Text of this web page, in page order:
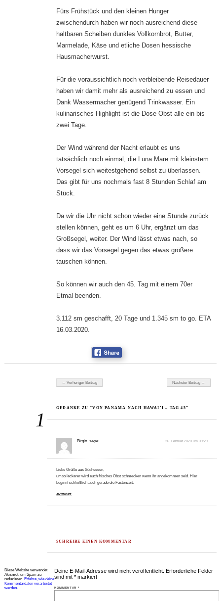
Fürs Frühstück und den kleinen Hunger
zwischendurch haben wir noch ausreichend diese
haltbaren Scheiben dunkles Vollkornbrot, Butter,
Marmelade, Käse und etliche Dosen hessische
Hausmacherwurst.
Für die voraussichtlich noch verbleibende Reisedauer
haben wir damit mehr als ausreichend zu essen und
Dank Wassermacher genügend Trinkwasser. Ein
kulinarisches Highlight ist die Dose Obst alle ein bis
zwei Tage.
Der Wind während der Nacht erlaubt es uns
tatsächlich noch einmal, die Luna Mare mit kleinstem
Vorsegel sich weitestgehend selbst zu überlassen.
Das gibt für uns nochmals fast 8 Stunden Schlaf am
Stück.
Da wir die Uhr nicht schon wieder eine Stunde zurück
stellen können, geht es um 6 Uhr, ergänzt um das
Großsegel, weiter. Der Wind lässt etwas nach, so
dass wir das Vorsegel gegen das etwas größere
tauschen können.
So können wir auch den 45. Tag mit einem 70er
Etmal beenden.
3.112 sm geschafft, 20 Tage und 1.345 sm to go. ETA
16.03.2020.
Beitragsnavigation
← Vorheriger Beitrag Nächster Beitrag →
1
GEDANKE ZU “VON PANAMA NACH HAWAI’I – TAG 45”
Birgitt sagte: 26. Februar 2020 um 09:29
Liebe Grüße aus Südhessen,
umso leckerer wird euch frisches Obst schmecken wenn ihr angekommen seid. Hier
beginnt schließlich auch gerade die Fastenzeit.
ANTWORT
SCHREIBE EINEN KOMMENTAR
Deine E-Mail-Adresse wird nicht veröffentlicht. Erforderliche Felder
sind mit* markiert
KOMMENTAR *
Diese Website verwendet
Akismet, um Spam zu
reduzieren. Erfahre, wie deine
Kommentardaten verarbeitet
werden.